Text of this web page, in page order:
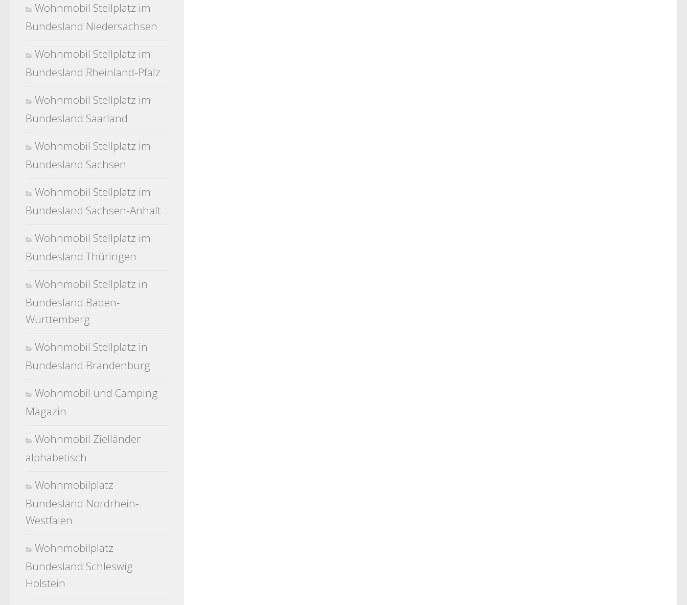
Wohnmobil Stellplatz im
Bundesland Niedersachsen
Wohnmobil Stellplatz im
Bundesland Rheinland-Pfalz
Wohnmobil Stellplatz im
Bundesland Saarland
Wohnmobil Stellplatz im
Bundesland Sachsen
Wohnmobil Stellplatz im
Bundesland Sachsen-Anhalt
Wohnmobil Stellplatz im
Bundesland Thüringen
Wohnmobil Stellplatz in
Bundesland Baden-
Württemberg
Wohnmobil Stellplatz in
Bundesland Brandenburg
Wohnmobil und Camping
Magazin
Wohnmobil Zielländer
alphabetisch
Wohnmobilplatz
Bundesland Nordrhein-
Westfalen
Wohnmobilplatz
Bundesland Schleswig
Holstein